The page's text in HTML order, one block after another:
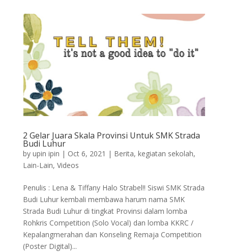
2 Gelar Juara Skala Provinsi Untuk SMK Strada
Budi Luhur
by upin ipin | Oct 6, 2021 | Berita, kegiatan sekolah,
Lain-Lain, Videos
Penulis : Lena & Tiffany Halo Strabel!! Siswi SMK Strada
Budi Luhur kembali membawa harum nama SMK
Strada Budi Luhur di tingkat Provinsi dalam lomba
Rohkris Competition (Solo Vocal) dan lomba KKRC /
Kepalangmerahan dan Konseling Remaja Competition
(Poster Digital)...